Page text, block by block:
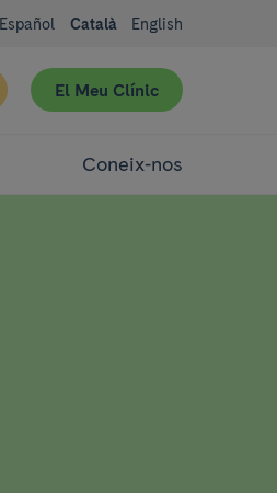
Español Català English
El Meu Clínic
Coneix-nos